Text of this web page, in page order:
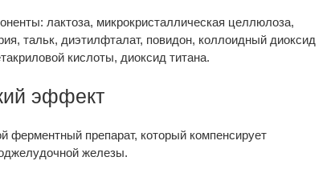
лактоза, микрокристаллическая целлюлоза,
тальк, диэтилфталат, повидон, коллоидный диоксид
кислоты, диоксид титана.
эффект
ферментный препарат, который компенсирует
железы.